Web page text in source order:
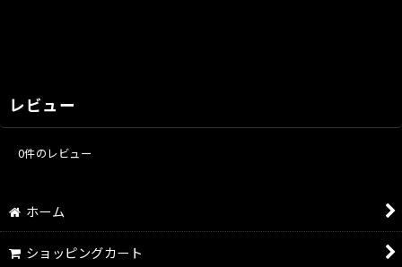
レビュー
0件のレビュー
ホーム
ショッピングカート